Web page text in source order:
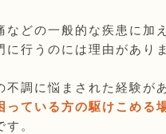
などの一般的な疾患に加
に行うのには理由があり
不調に悩まされた経験が
っている方の駆けこめる
す。